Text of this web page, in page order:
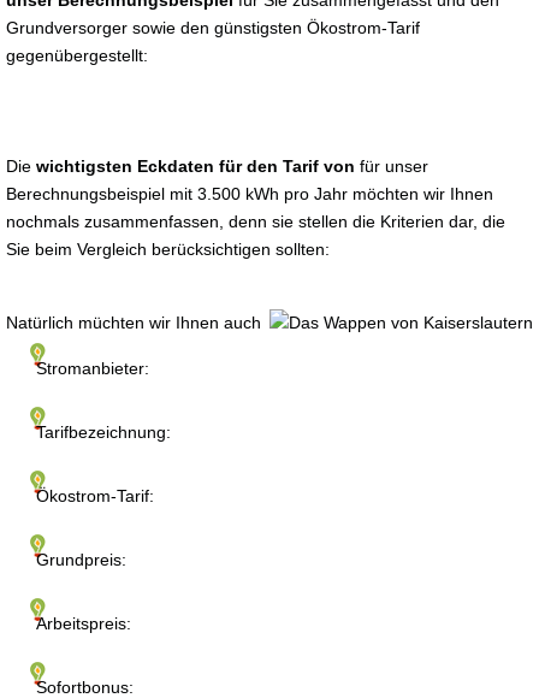
Grundversorger sowie den günstigsten Ökostrom-Tarif
gegenübergestellt:
Die wichtigsten Eckdaten für den Tarif von für unser
Berechnungsbeispiel mit 3.500 kWh pro Jahr möchten wir Ihnen
nochmals zusammenfassen, denn sie stellen die Kriterien dar, die
Sie beim Vergleich berücksichtigen sollten:
Stromanbieter:
Tarifbezeichnung:
Ökostrom-Tarif:
Grundpreis:
Arbeitspreis:
Sofortbonus:
Natürlich müchten wir Ihnen auch